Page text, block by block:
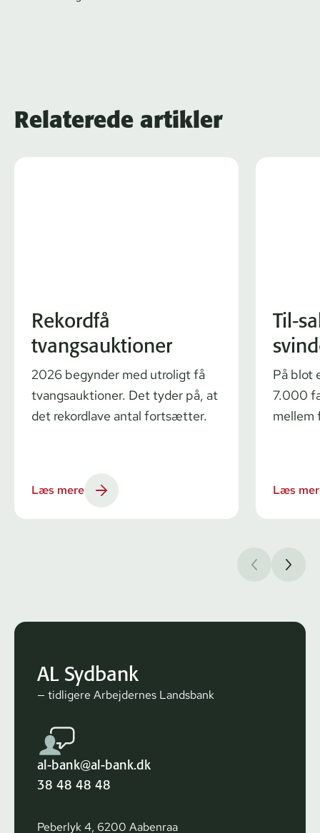
Relaterede artikler
Rekordfå
tvangsauktioner
2026 begynder med utroligt få
tvangsauktioner. Det tyder på, at
det rekordlave antal fortsætter.
Læs mere
Til-
På blot
7.000
mellem
Læs
AL Sydbank
— tidligere Arbejdernes Landsbank
al-bank@al-bank.dk
38 48 48 48
Peberlyk 4, 6200 Aabenraa